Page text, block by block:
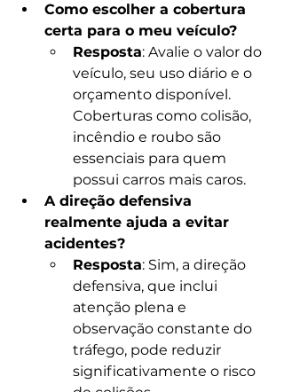
Como escolher a cobertura
certa para o meu veículo?
Resposta: Avalie o valor do
veículo, seu uso diário e o
orçamento disponível.
Coberturas como colisão,
incêndio e roubo são
essenciais para quem
possui carros mais caros.
A direção defensiva
realmente ajuda a evitar
acidentes?
Resposta: Sim, a direção
defensiva, que inclui
atenção plena e
observação constante do
tráfego, pode reduzir
significativamente o risco